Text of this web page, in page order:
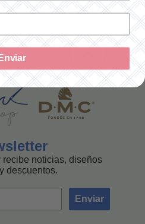
A LA REPÚBLICA
recibe noticias, diseños
descuentos.
Enviar
Enviar